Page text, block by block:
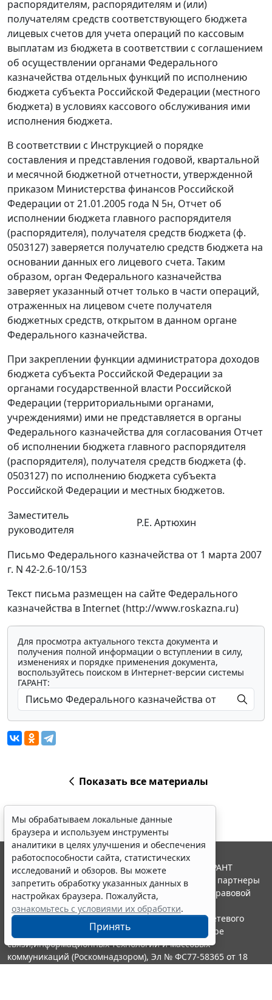
распорядителям, распорядителям и (или)
получателям средств соответствующего бюджета
лицевых счетов для учета операций по кассовым
выплатам из бюджета в соответствии с соглашением
об осуществлении органами Федерального
казначейства отдельных функций по исполнению
бюджета субъекта Российской Федерации (местного
бюджета) в условиях кассового обслуживания ими
исполнения бюджета.
В соответствии с Инструкцией о порядке
составления и представления годовой, квартальной
и месячной бюджетной отчетности, утвержденной
приказом Министерства финансов Российской
Федерации от 21.01.2005 года N 5н, Отчет об
исполнении бюджета главного распорядителя
(распорядителя), получателя средств бюджета (ф.
0503127) заверяется получателю средств бюджета на
основании данных его лицевого счета. Таким
образом, орган Федерального казначейства
заверяет указанный отчет только в части операций,
отраженных на лицевом счете получателя
бюджетных средств, открытом в данном органе
Федерального казначейства.
При закреплении функции администратора доходов
бюджета субъекта Российской Федерации за
органами государственной власти Российской
Федерации (территориальными органами,
учреждениями) ими не представляется в органы
Федерального казначейства для согласования Отчет
об исполнении бюджета главного распорядителя
(распорядителя), получателя средств бюджета (ф.
0503127) по исполнению бюджета субъекта
Российской Федерации и местных бюджетов.
Заместитель
руководителя
Р.Е. Артюхин
Письмо Федерального казначейства от 1 марта 2007
г. N 42-2.6-10/153
Текст письма размещен на сайте Федерального
казначейства в Internet (http://www.roskazna.ru)
Для просмотра актуального текста документа и
получения полной информации о вступлении в силу,
изменениях и порядке применения документа,
воспользуйтесь поиском в Интернет-версии системы
ГАРАНТ:
Показать все материалы
Мы обрабатываем локальные данные
браузера и используем инструменты
аналитики в целях улучшения и обеспечения
работоспособности сайта, статистических
исследований и обзоров. Вы можете
запретить обработку указанных данных в
настройках браузера. Пожалуйста,
ознакомьтесь с условиями их обработки.
Принять
© ООО "НПП "ГАРАНТ-СЕРВИС", 2026. Система ГАРАНТ
выпускается с 1990 года. Компания "Гарант" и ее партнеры
являются участниками Российской ассоциации правовой
информации ГАРАНТ.
Портал ГАРАНТ.РУ зарегистрирован в качестве сетевого
издания Федеральной службой по надзору в сфере
связи,информационных технологий и массовых
коммуникаций (Роскомнадзором), Эл № ФС77-58365 от 18